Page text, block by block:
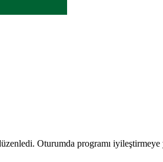
Oturumda programı